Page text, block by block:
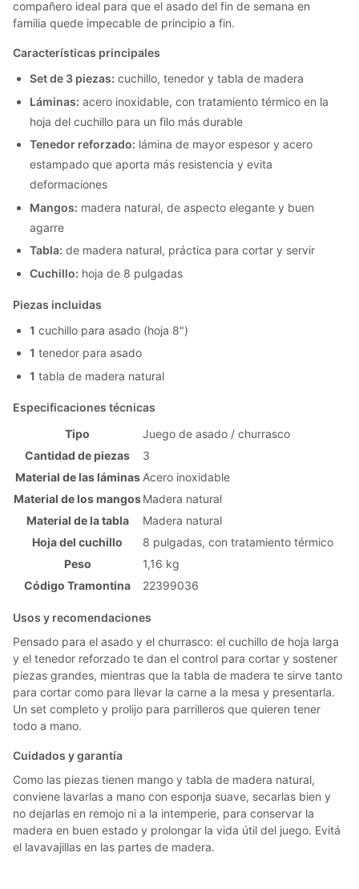
compañero ideal para que el asado del fin de semana en
familia quede impecable de principio a fin.
Características principales
Set de 3 piezas: cuchillo, tenedor y tabla de madera
Láminas: acero inoxidable, con tratamiento térmico en la
hoja del cuchillo para un filo más durable
Tenedor reforzado: lámina de mayor espesor y acero
estampado que aporta más resistencia y evita
deformaciones
Mangos: madera natural, de aspecto elegante y buen
agarre
Tabla: de madera natural, práctica para cortar y servir
Cuchillo: hoja de 8 pulgadas
Piezas incluidas
1 cuchillo para asado (hoja 8")
1 tenedor para asado
1 tabla de madera natural
Especificaciones técnicas
Tipo
Juego de asado / churrasco
Cantidad de piezas
3
Material de las láminas Acero inoxidable
Material de los mangosMadera natural
Material de la tabla
Madera natural
Hoja del cuchillo
8 pulgadas, con tratamiento térmico
Peso
1,16 kg
Código Tramontina
22399036
Usos y recomendaciones
Pensado para el asado y el churrasco: el cuchillo de hoja larga
y el tenedor reforzado te dan el control para cortar y sostener
piezas grandes, mientras que la tabla de madera te sirve tanto
para cortar como para llevar la carne a la mesa y presentarla.
Un set completo y prolijo para parrilleros que quieren tener
todo a mano.
Cuidados y garantía
Como las piezas tienen mango y tabla de madera natural,
conviene lavarlas a mano con esponja suave, secarlas bien y
no dejarlas en remojo ni a la intemperie, para conservar la
madera en buen estado y prolongar la vida útil del juego. Evitá
el lavavajillas en las partes de madera.